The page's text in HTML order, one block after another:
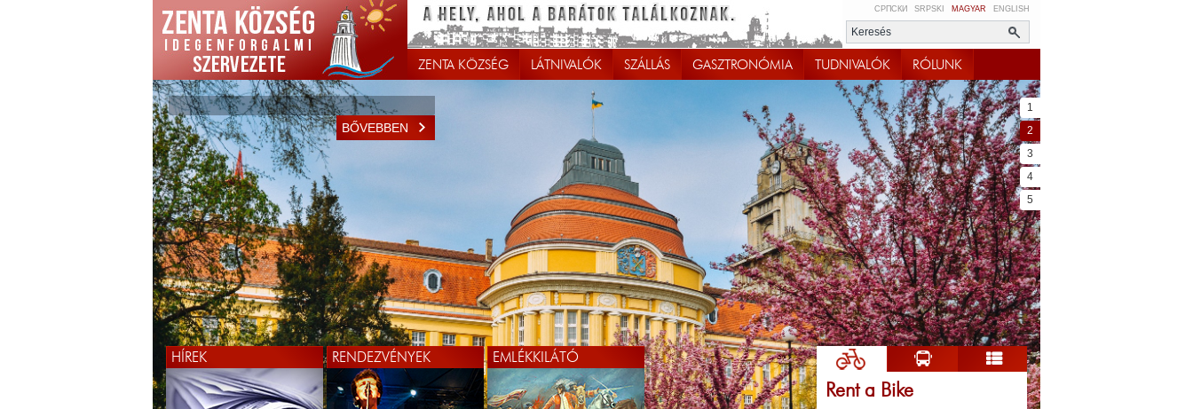
СРПСКИ SRPSKI MAGYAR ENGLISH
ZENTA KÖZSÉG LÁTNIVALÓK SZÁLLÁS GASZTRONÓMIA TUDNIVALÓK RÓLUNK
BŐVEBBEN
KÖSZÖNTJÜK ÖNÖKET
WEBOLDALUNKON!
1
2
3
4
5
HÍREK RENDEZVÉNYEK EMLÉKKILÁTÓ
Rent a Bike